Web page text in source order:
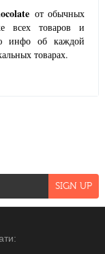
от обычных
всех товаров и
инфо об каждой
товарах.